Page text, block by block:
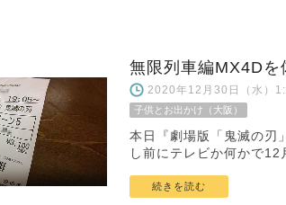
無限列車編MX4Dを
2020年12月30日（水）
子供とお出かけ（大阪）
本日『劇場版「鬼滅の刃
し前にテレビか何かで12
続きを読む